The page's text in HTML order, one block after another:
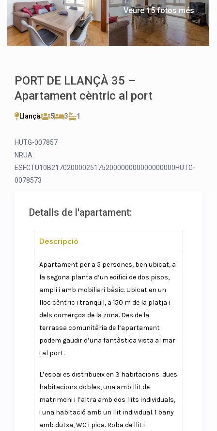
Veure 15 fotos més
PORT DE LLANÇÀ 35 –
Apartament cèntric al port
Llançà 5 3 1
HUTG-007857
NRUA:
ESFCTU10B21702000025175200000000000000000HUTG-
0078573
Detalls de l'apartament:
Descripció
Apartament per a 5 persones, ben ubicat, a
la segona planta d’un edifici de dos pisos,
ampli i amb mobiliari bàsic. Ubicat en un
lloc cèntric i tranquil, a 150 m de la platja i
dels comerços de la zona. Des de la
terrassa comunitària de l’apartament
podem gaudir d’una fantàstica vista al mar
i al port.
L’espai es distribueix en 3 habitacions: dues
habitacions dobles, una amb llit de
matrimoni i l’altra amb dos llits individuals,
i una habitació amb un llit individual. 1 bany
amb dutxa, WC i pica. Roba de llit i